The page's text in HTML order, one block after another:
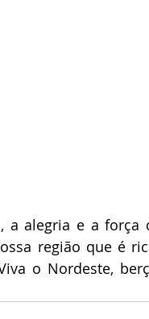
a alegria e a
região que é
o Nordeste,